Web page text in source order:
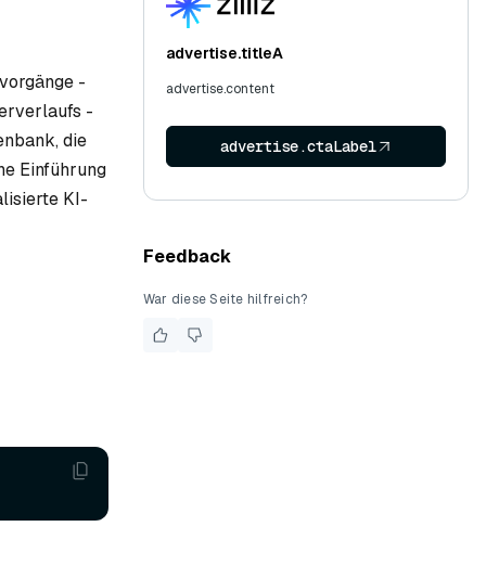
-
-
die
Einführung
KI-
advertise.titleA
advertise.content
advertise.ctaLabel
Feedback
War diese Seite hilfreich?